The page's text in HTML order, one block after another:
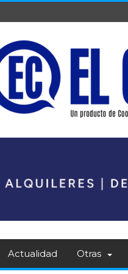
Actualidad Otras